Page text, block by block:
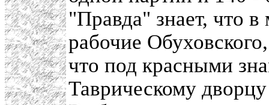
"Правда" знает, что
рабочие
что под красными
Таврическому